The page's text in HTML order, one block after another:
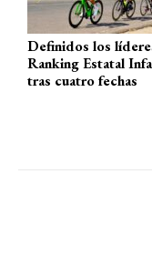
Definidos los
Ranking Estatal
tras cuatro fechas